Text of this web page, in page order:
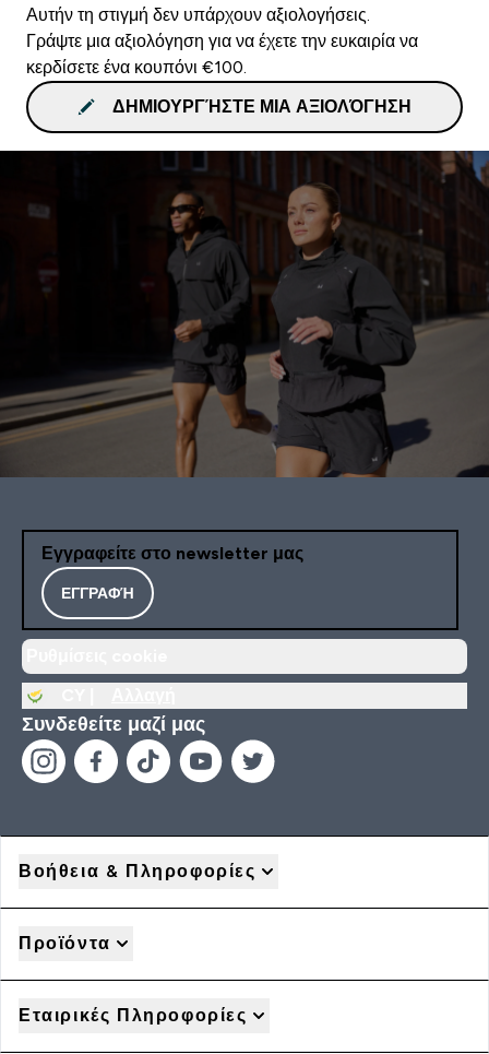
Αυτήν τη στιγμή δεν υπάρχουν αξιολογήσεις.
Γράψτε μια αξιολόγηση για να έχετε την ευκαιρία να
κερδίσετε ένα κουπόνι €100.
ΔΗΜΙΟΥΡΓΉΣΤΕ ΜΙΑ ΑΞΙΟΛΌΓΗΣΗ
Εγγραφείτε στο newsletter μας
ΕΓΓΡΑΦΉ
Συνδεθείτε μαζί μας
Βοήθεια & Πληροφορίες
Προϊόντα
Εταιρικές Πληροφορίες